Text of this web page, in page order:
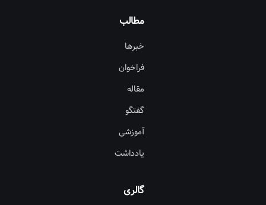
مطالب
خبرها
فراخوان
مقاله
گفتگو
آموزشی
یادداشت
گالری